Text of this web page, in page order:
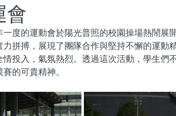
會
一度的運動會於陽光普照的校園操場熱鬧展
力拼搏，展現了團隊合作與堅持不懈的運動
情投入，氣氛熱烈。透過這次活動，學生們
的可貴精神。